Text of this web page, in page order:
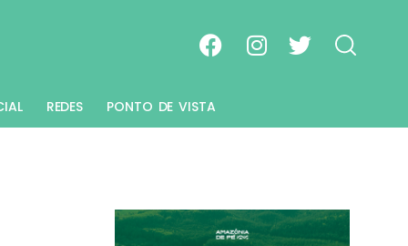
REDES PONTO DE VISTA